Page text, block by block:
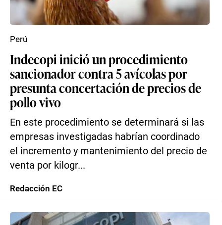
Indecopi inició un procedimiento
sancionador contra 5 avícolas por
presunta concertación de precios de
pollo vivo
En este procedimiento se determinará si las
empresas investigadas habrían coordinado
el incremento y mantenimiento del precio de
venta por kilogr...
Perú
Redacción EC